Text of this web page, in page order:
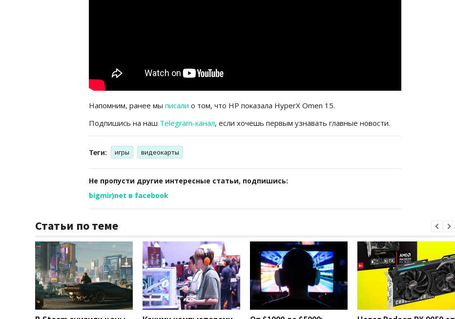
Напомним, ранее мы писали о том, что HP показала HyperX Omen 15.
Подпишись на наш Telegram-канал, если хочешь первым узнавать главные новости.
Теги: игры видеокарты
Не пропусти другие интересные статьи, подпишись:
bigmir)net в facebook
Статьи по теме